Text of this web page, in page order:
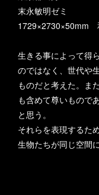
末永敏明ゼミ
1729×2730×50mm
生きる事によって得
のではなく、世代や
ものだと考えた。ま
も含めて尊いもので
と思う。
それらを表現するた
生物たちが同じ空間